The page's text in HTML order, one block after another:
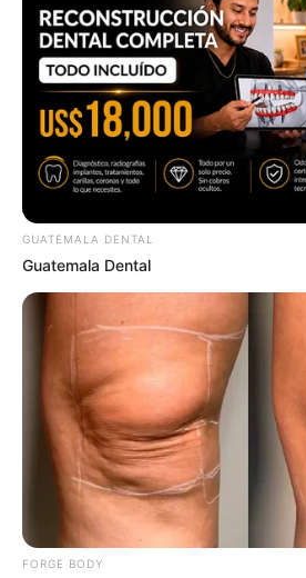
How Did They Get Gina Carano
BRAINBERRIES
What Happened To The Blue
Them Now
GUATEMALA DENTAL
Guatemala Dental
FORGE BODY